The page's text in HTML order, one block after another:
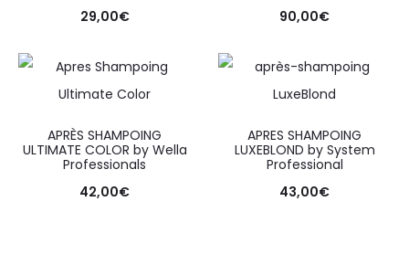
29,00€
90,00€
APRÈS SHAMPOING
ULTIMATE COLOR by Wella
Professionals
42,00€
APRES SHAMPOING
LUXEBLOND by System
Professional
43,00€